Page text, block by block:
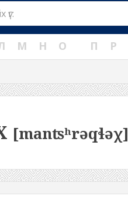
М Н О П Р
[manʦʰrəqɬəχ]